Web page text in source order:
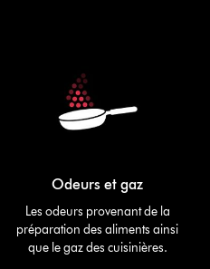
Odeurs et gaz
Les odeurs provenant de la
préparation des aliments ainsi
que le gaz des cuisinières.